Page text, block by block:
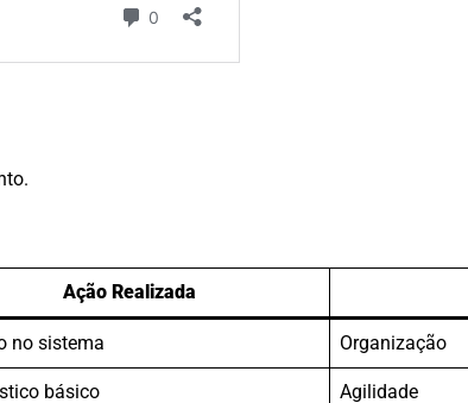
Ação Realizada
no sistema Organização
básico Agilidade